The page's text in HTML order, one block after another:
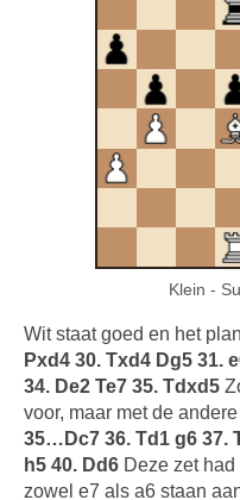
Klein -
Wit staat goed en het
Pxd4 30. Txd4 Dg5 31.
34. De2 Te7 35. Tdxd5
voor, maar met de
35…Dc7 36. Td1 g6 37.
h5 40. Dd6 Deze zet
zowel e7 als a6 staan